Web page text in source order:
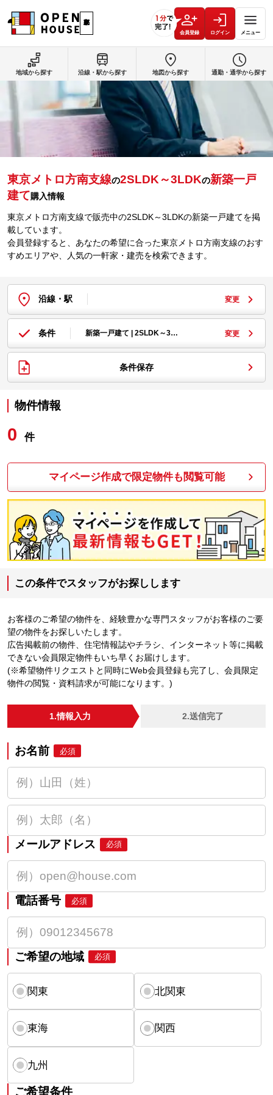
会員登録 ログイン メニュー
東京メトロ方南支線の2SLDK～3LDKの新築一戸
建て購入情報
東京メトロ方南支線で販売中の2SLDK～3LDKの新築一戸建てを掲
載しています。
会員登録すると、あなたの希望に合った東京メトロ方南支線のおす
すめエリアや、人気の一軒家・建売を検索できます。
沿線・駅 変更
条件 新築一戸建て | 2SLDK～3… 変更
条件保存
物件情報
0 件
マイページ作成で限定物件も閲覧可能
この条件でスタッフがお探しします
お客様のご希望の物件を、経験豊かな専門スタッフがお客様のご要
望の物件をお探しいたします。
広告掲載前の物件、住宅情報誌やチラシ、インターネット等に掲載
できない会員限定物件もいち早くお届けします。
(※希望物件リクエストと同時にWeb会員登録も完了し、会員限定
物件の閲覧・資料請求が可能になります。)
1.情報入力 2.送信完了
お名前 必須
メールアドレス 必須
電話番号 必須
ご希望の地域 必須
関東 北関東
東海 関西
九州
ご希望条件
地域から探す 沿線・駅から探す 地図から探す 通勤・通学から探す